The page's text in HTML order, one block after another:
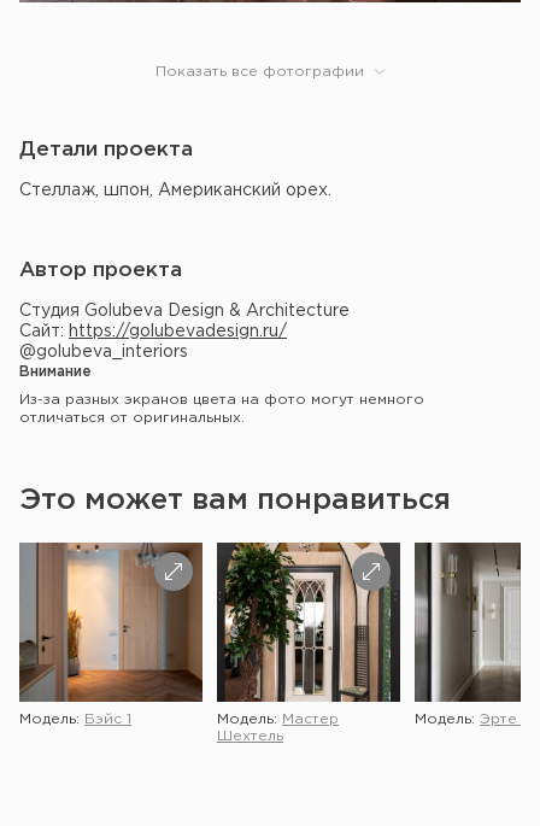
Показать все фотографии
Детали проекта
Стеллаж, шпон, Американский орех.
Автор проекта
Студия Golubeva Design & Architecture
Сайт: https://golubevadesign.ru/
@golubeva_interiors
Внимание
Из-за разных экранов цвета на фото могут немного
отличаться от оригинальных.
Это может вам понравиться
Модель: Бэйс 1 Модель:
Мастер
Шехтель
Модель: Эрте 2